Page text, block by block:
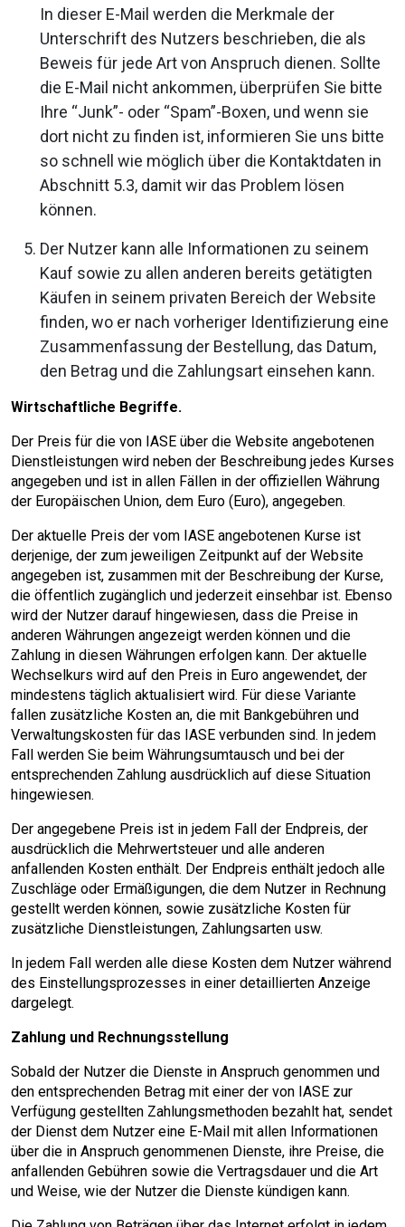
In dieser E-Mail werden die Merkmale der
Unterschrift des Nutzers beschrieben, die als
Beweis für jede Art von Anspruch dienen. Sollte
die E-Mail nicht ankommen, überprüfen Sie bitte
Ihre “Junk”- oder “Spam”-Boxen, und wenn sie
dort nicht zu finden ist, informieren Sie uns bitte
so schnell wie möglich über die Kontaktdaten in
Abschnitt 5.3, damit wir das Problem lösen
können.
Der Nutzer kann alle Informationen zu seinem
Kauf sowie zu allen anderen bereits getätigten
Käufen in seinem privaten Bereich der Website
finden, wo er nach vorheriger Identifizierung eine
Zusammenfassung der Bestellung, das Datum,
den Betrag und die Zahlungsart einsehen kann.
Wirtschaftliche Begriffe.
Der Preis für die von IASE über die Website angebotenen
Dienstleistungen wird neben der Beschreibung jedes Kurses
angegeben und ist in allen Fällen in der offiziellen Währung
der Europäischen Union, dem Euro (Euro), angegeben.
Der aktuelle Preis der vom IASE angebotenen Kurse ist
derjenige, der zum jeweiligen Zeitpunkt auf der Website
angegeben ist, zusammen mit der Beschreibung der Kurse,
die öffentlich zugänglich und jederzeit einsehbar ist. Ebenso
wird der Nutzer darauf hingewiesen, dass die Preise in
anderen Währungen angezeigt werden können und die
Zahlung in diesen Währungen erfolgen kann. Der aktuelle
Wechselkurs wird auf den Preis in Euro angewendet, der
mindestens täglich aktualisiert wird. Für diese Variante
fallen zusätzliche Kosten an, die mit Bankgebühren und
Verwaltungskosten für das IASE verbunden sind. In jedem
Fall werden Sie beim Währungsumtausch und bei der
entsprechenden Zahlung ausdrücklich auf diese Situation
hingewiesen.
Der angegebene Preis ist in jedem Fall der Endpreis, der
ausdrücklich die Mehrwertsteuer und alle anderen
anfallenden Kosten enthält. Der Endpreis enthält jedoch alle
Zuschläge oder Ermäßigungen, die dem Nutzer in Rechnung
gestellt werden können, sowie zusätzliche Kosten für
zusätzliche Dienstleistungen, Zahlungsarten usw.
In jedem Fall werden alle diese Kosten dem Nutzer während
des Einstellungsprozesses in einer detaillierten Anzeige
dargelegt.
Zahlung und Rechnungsstellung
Sobald der Nutzer die Dienste in Anspruch genommen und
den entsprechenden Betrag mit einer der von IASE zur
Verfügung gestellten Zahlungsmethoden bezahlt hat, sendet
der Dienst dem Nutzer eine E-Mail mit allen Informationen
über die in Anspruch genommenen Dienste, ihre Preise, die
anfallenden Gebühren sowie die Vertragsdauer und die Art
und Weise, wie der Nutzer die Dienste kündigen kann.